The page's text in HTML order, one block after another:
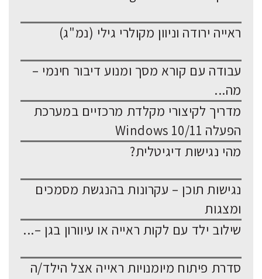
ראייה ירודה וניוון מקולרי גילי (נמ"ג)
עבודה עם קורא מסך ומנוע דיבור חינמי –
מה...
מדריך לקיצורי מקלדת מרכזיים במערכת
הפעלה Windows 10/11
מהי נגישות דיגיטלית?
נגישות תוכן – עקרונות בהנגשת מסמכים
ומצגות
שילוב ילד עם לקות ראייה או עיוורון בגן –...
סדרת פיתוח מיומנויות ראייה אצל הילד/ה